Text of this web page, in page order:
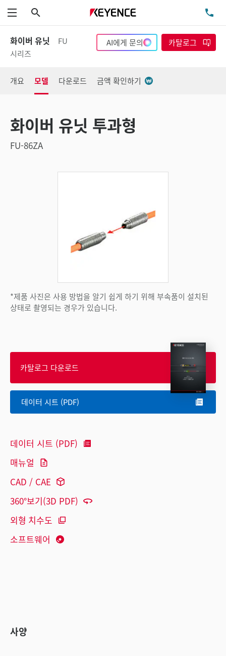
메뉴
화이버 유닛
FU
시리즈
AI에게 문의 카탈로그
개요 모델 다운로드 금액 확인하기
화이버 유닛 투과형
FU-86ZA
*제품 사진은 사용 방법을 알기 쉽게 하기 위해 부속품이 설치된
상태로 촬영되는 경우가 있습니다.
카탈로그 다운로드
데이터 시트 (PDF)
데이터 시트 (PDF)
매뉴얼
CAD / CAE
360°보기(3D PDF)
외형 치수도
소프트웨어
사양